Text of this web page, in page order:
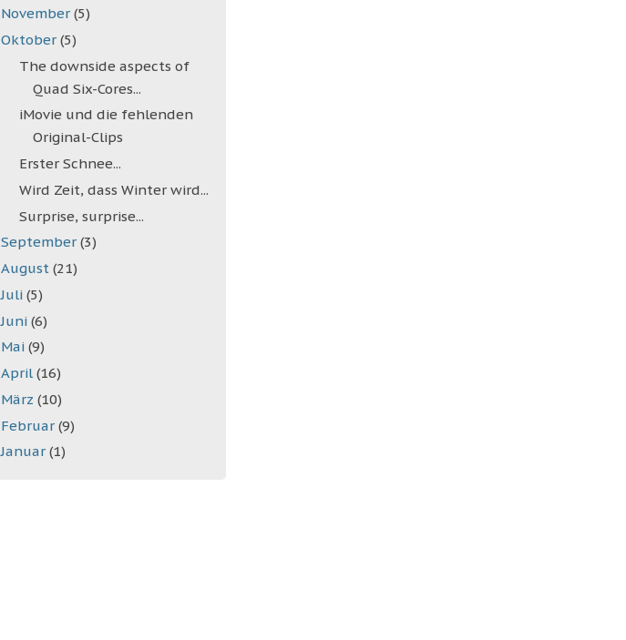
November (5)
Oktober (5)
The downside aspects of
Quad Six-Cores...
iMovie und die fehlenden
Original-Clips
Erster Schnee...
Wird Zeit, dass Winter wird...
Surprise, surprise...
September (3)
August (21)
Juli (5)
Juni (6)
Mai (9)
April (16)
März (10)
Februar (9)
Januar (1)